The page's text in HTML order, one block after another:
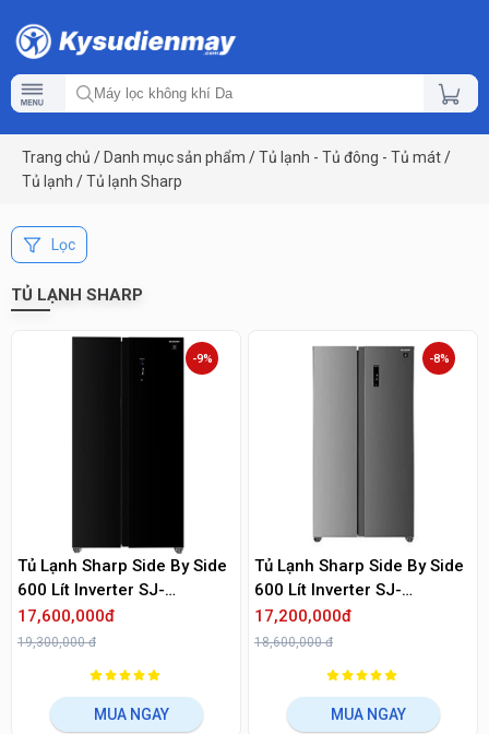
Trang chủ / Danh mục sản phẩm /Tủ lạnh - Tủ đông - Tủ mát/
Tủ lạnh /Tủ lạnh Sharp
Lọc
TỦ LẠNH SHARP
Tủ Lạnh Sharp Side By Side
600 Lít Inverter SJ-
SBXP600VG-BK
17,600,000đ
19,300,000 đ
-9%
MUA NGAY
Tủ Lạnh Sharp Side By Side
600 Lít Inverter SJ-
SBXP600V-DS
17,200,000đ
18,600,000 đ
-8%
MUA NGAY